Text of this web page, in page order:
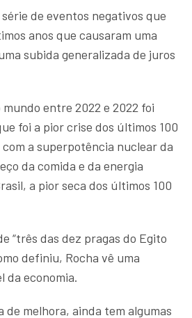
de eventos negativos que
anos que causaram uma
subida generalizada de juros
mundo entre 2022 e 2022 foi
foi a pior crise dos últimos 100
a superpotência nuclear da
da comida e da energia
a pior seca dos últimos 100
“três das dez pragas do Egito
definiu, Rocha vê uma
da economia.
de melhora, ainda tem algumas